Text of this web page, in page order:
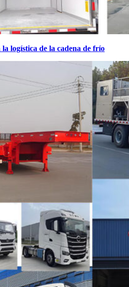
logística de la cadena de frío